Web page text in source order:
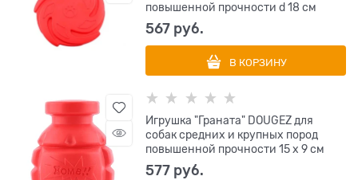
повышенной прочности d 18 см
567 руб.
В КОРЗИНУ
Игрушка "Граната" DOUGEZ для
собак средних и крупных пород
повышенной прочности 15 х 9 см
577 руб.